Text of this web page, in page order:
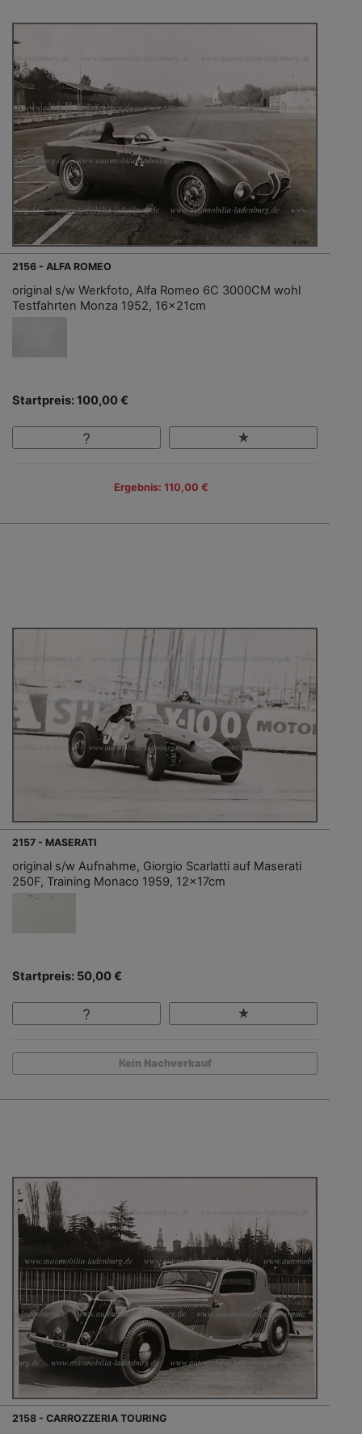
2156 - ALFA ROMEO
original s/w Werkfoto, Alfa Romeo 6C 3000CM wohl
Testfahrten Monza 1952, 16x21cm
Startpreis: 100,00 €
Ergebnis: 110,00 €
2157 - MASERATI
original s/w Aufnahme, Giorgio Scarlatti auf Maserati
250F, Training Monaco 1959, 12x17cm
Startpreis: 50,00 €
Kein Nachverkauf
2158 - CARROZZERIA TOURING